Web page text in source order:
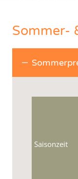
Sommer-
Saisonzeit